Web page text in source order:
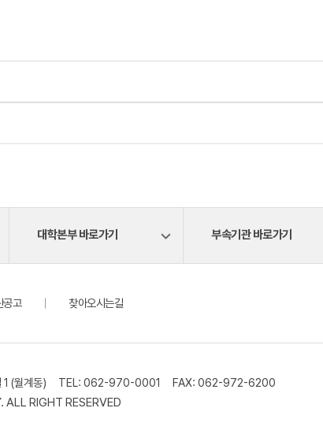
대학본부 바로가기 부속기관 바로가기
공고 찾아오시는길
(월계동) TEL: 062-970-0001 FAX: 062-972-6200
RIGHT RESERVED